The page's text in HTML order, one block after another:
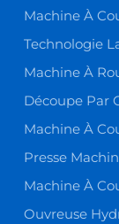
Machine À
Technologie
Machine À
Découpe Par
Machine À
Presse
Machine À
Ouvreuse